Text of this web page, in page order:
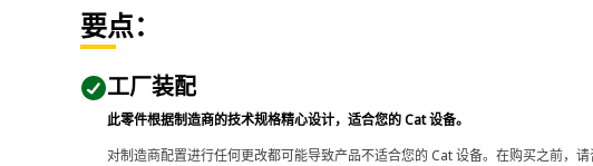
要点：
工厂装配
此零件根据制造商的技术规格精心设计，适合您的 Cat 设备。
对制造商配置进行任何更改都可能导致产品不适合您的 Cat 设备。在购买之前，